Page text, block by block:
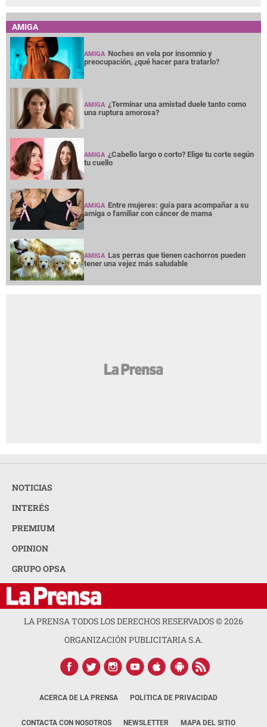
AMIGA
AMIGA Noches en vela por insomnio y
preocupación, ¿qué hacer para tratarlo?
AMIGA ¿Terminar una amistad duele tanto como
una ruptura amorosa?
AMIGA ¿Cabello largo o corto? Elige tu corte según
tu cuello
AMIGA Entre mujeres: guía para acompañar a su
amiga o familiar con cáncer de mama
AMIGA Las perras que tienen cachorros pueden
tener una vejez más saludable
NOTICIAS
INTERÉS
PREMIUM
OPINION
GRUPO OPSA
LA PRENSA TODOS LOS DERECHOS RESERVADOS ©2026
ORGANIZACIÓN PUBLICITARIA S.A.
ACERCA DE LA PRENSA POLÍTICA DE PRIVACIDAD
CONTACTA CON NOSOTROS NEWSLETTER MAPA DEL SITIO